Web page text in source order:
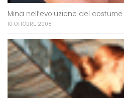
Mina nell’evoluzione del
10 OTTOBRE 2008